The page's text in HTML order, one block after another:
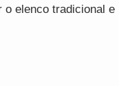
o elenco tradicional e